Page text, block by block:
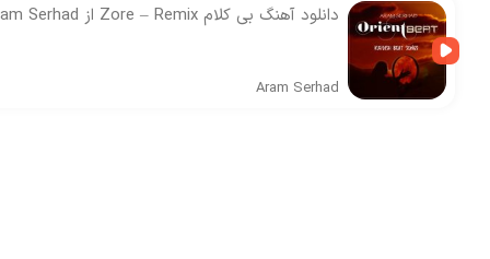
دانلود آهنگ بی کلام Zore – Remix از Aram Serhad
Aram Serhad